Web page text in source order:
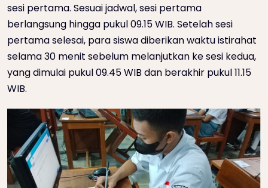
sesi pertama. Sesuai jadwal, sesi pertama
berlangsung hingga pukul 09.15 WIB. Setelah sesi
pertama selesai, para siswa diberikan waktu istirahat
selama 30 menit sebelum melanjutkan ke sesi kedua,
yang dimulai pukul 09.45 WIB dan berakhir pukul 11.15
WIB.